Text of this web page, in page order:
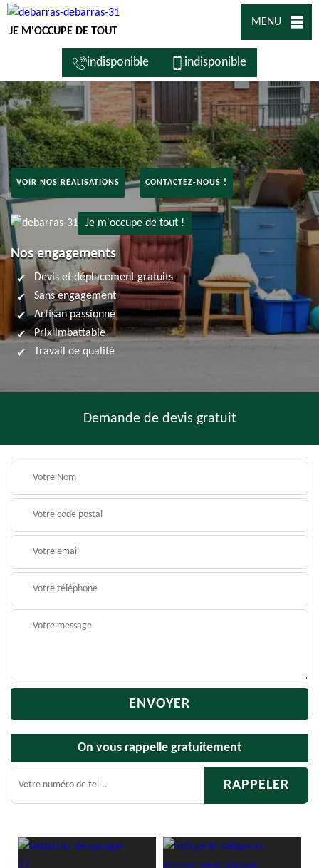
JE M'OCCUPE DE TOUT
MENU
indisponible indisponible
VOIR NOS RÉALISATIONS CONTACTEZ-NOUS !
Je m'occupe de tout !
Nos engagements
Devis et déplacement gratuits
Sans engagement
Artisan passionné
Prix imbattable
Travail de qualité
Demande de devis gratuit
On vous rappelle gratuitement